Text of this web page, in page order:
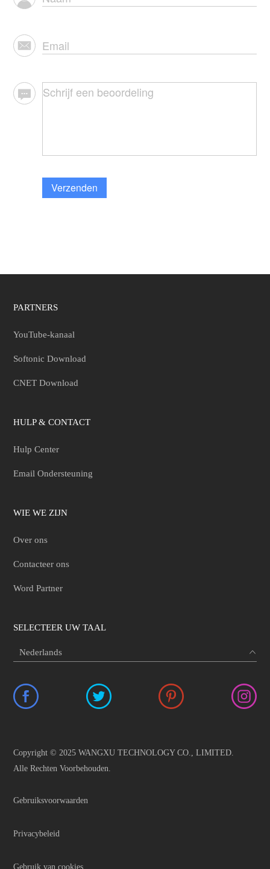
Verzenden
PARTNERS
YouTube-kanaal
Softonic Download
CNET Download
HULP & CONTACT
Hulp Center
Email Ondersteuning
WIE WE ZIJN
Over ons
Contacteer ons
Word Partner
SELECTEER UW TAAL
Copyright © 2025 WANGXU TECHNOLOGY CO., LIMITED.
Alle Rechten Voorbehouden.
Gebruiksvoorwaarden
Privacybeleid
Gebruik van cookies